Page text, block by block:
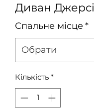
Диван Джерсі
Спальне місце *
Кількість *